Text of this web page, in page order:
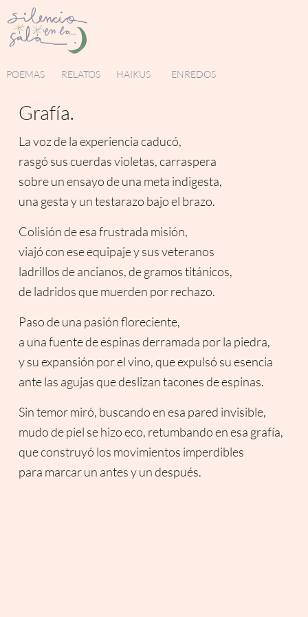
POEMAS RELATOS HAIKUS ENREDOS
Grafía.
La voz de la experiencia caducó,
rasgó sus cuerdas violetas, carraspera
sobre un ensayo de una meta indigesta,
una gesta y un testarazo bajo el brazo.
Colisión de esa frustrada misión,
viajó con ese equipaje y sus veteranos
ladrillos de ancianos, de gramos titánicos,
de ladridos que muerden por rechazo.
Paso de una pasión floreciente,
a una fuente de espinas derramada por la piedra,
y su expansión por el vino, que expulsó su esencia
ante las agujas que deslizan tacones de espinas.
Sin temor miró, buscando en esa pared invisible,
mudo de piel se hizo eco, retumbando en esa grafía,
que construyó los movimientos imperdibles
para marcar un antes y un después.